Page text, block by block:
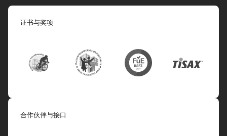
证书与奖项
合作伙伴与接口